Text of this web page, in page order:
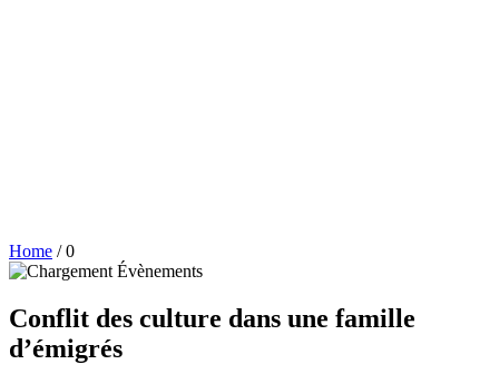
Home /0
Conflit des culture dans une famille
d’émigrés